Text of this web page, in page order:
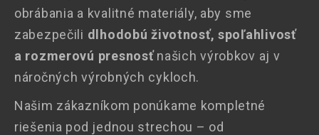
obrábania a kvalitné materiály, aby sme
zabezpečili dlhodobú životnosť, spoľahlivosť
a rozmerovú presnosťnašich výrobkov aj v
náročných výrobných cykloch.
Našim zákazníkom ponúkame kompletné
riešenia pod jednou strechou – od